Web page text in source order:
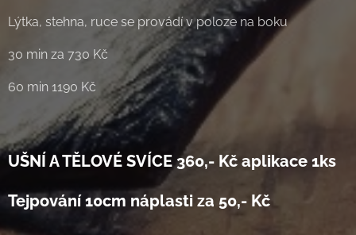
Lýtka, stehna, ruce se provádí v poloze na boku
30 min za 730 Kč
60 min 1190 Kč
UŠNÍ A TĚLOVÉ SVÍCE 360,- Kč aplikace 1ks
Tejpování 10cm náplasti za 50,- Kč